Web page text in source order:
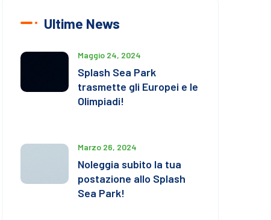
Ultime News
Maggio 24, 2024
Splash Sea Park
trasmette gli Europei e le
Olimpiadi!
Marzo 26, 2024
Noleggia subito la tua
postazione allo Splash
Sea Park!